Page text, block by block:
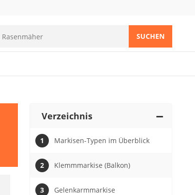
SUCHEN
Verzeichnis
Markisen-Typen im Überblick
Klemmmarkise (Balkon)
Gelenkarmmarkise